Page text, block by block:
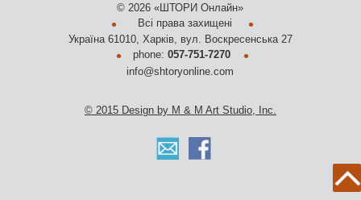
© 2026 «ШТОРИ Онлайн»
• Всі права захищені •
Україна 61010, Харків, вул. Воскресенська 27
• phone:057-751-7270 •
info@shtoryonline.com
© 2015 Design by M & M Art Studio, Inc.